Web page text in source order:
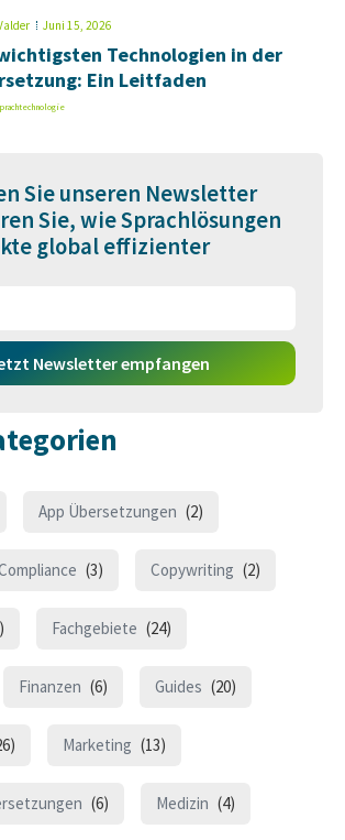
Juni 15, 2026
Technologien in der
Ein Leitfaden
Sie unseren Newsletter
Sie, wie Sprachlösungen
global effizienter
Newsletter empfangen
App Übersetzungen (2)
(3) Copywriting (2)
Fachgebiete (24)
Finanzen (6) Guides (20)
Marketing (13)
(6) Medizin (4)